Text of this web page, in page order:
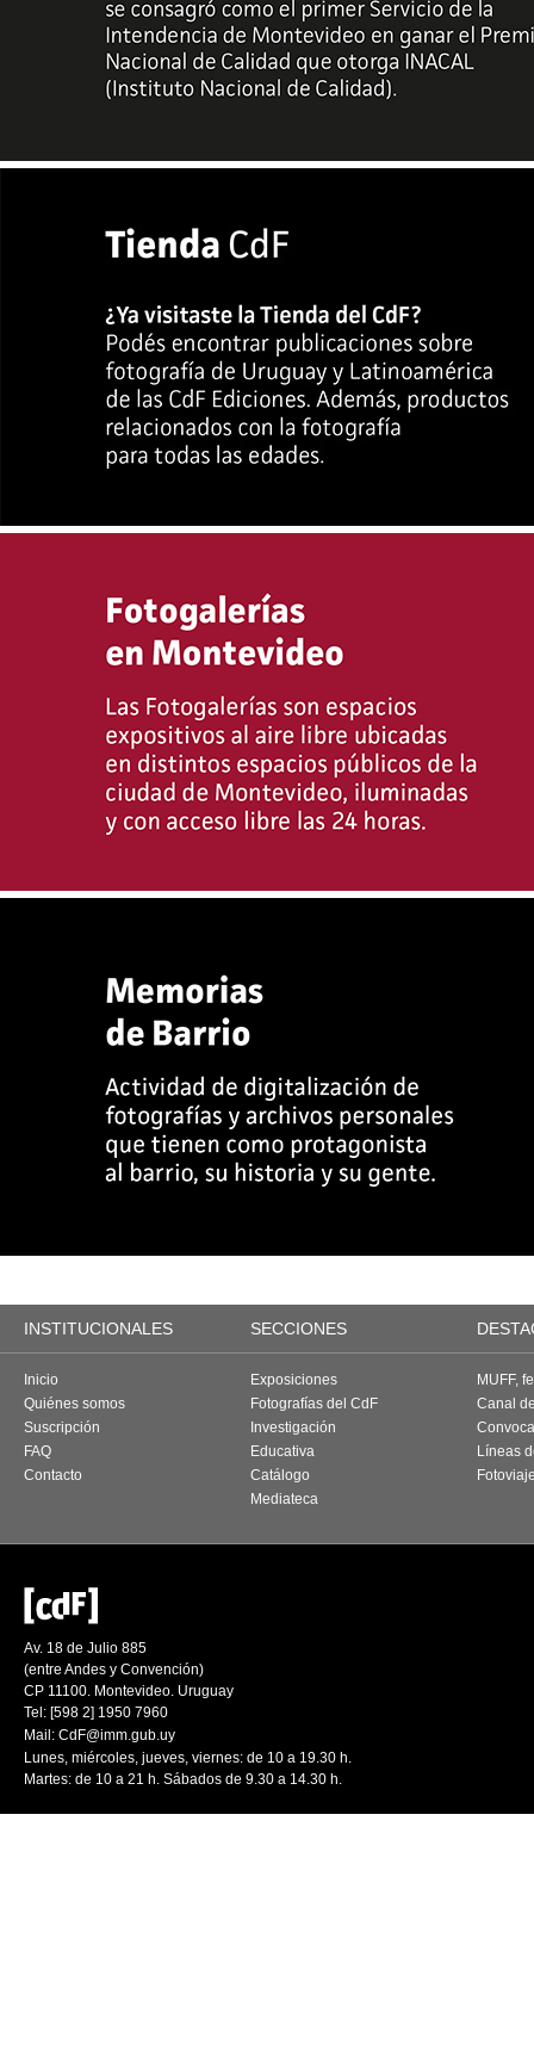
INSTITUCIONALES SECCIONES
Inicio
Quiénes somos
Suscripción
FAQ
Contacto
Exposiciones
Fotografías del CdF
Investigación
Educativa
Catálogo
Mediateca
MUFF,
Canal
Líneas
Av. 18 de Julio 885
(entre Andes y Convención)
CP 11100. Montevideo. Uruguay
Tel: [598 2] 1950 7960
Mail: CdF@imm.gub.uy
Lunes, miércoles, jueves, viernes: de 10 a 19.30 h.
Martes: de 10 a 21 h. Sábados de 9.30 a 14.30 h.